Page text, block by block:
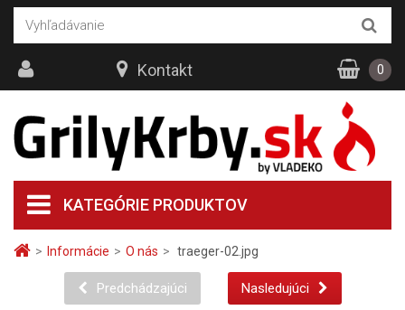
> Informácie > O nás > traeger-02.jpg
Predchádzajúci Nasledujúci
KATEGÓRIE PRODUKTOV
Kontakt 0